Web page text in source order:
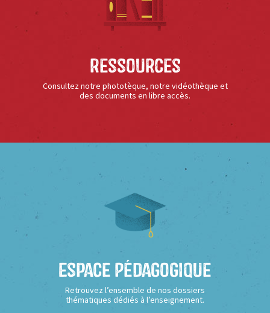
Ressources
Consultez notre phototèque, notre vidéothèque et
des documents en libre accès.
Espace Pédagogique
Retrouvez l’ensemble de nos dossiers
thématiques dédiés à l’enseignement.